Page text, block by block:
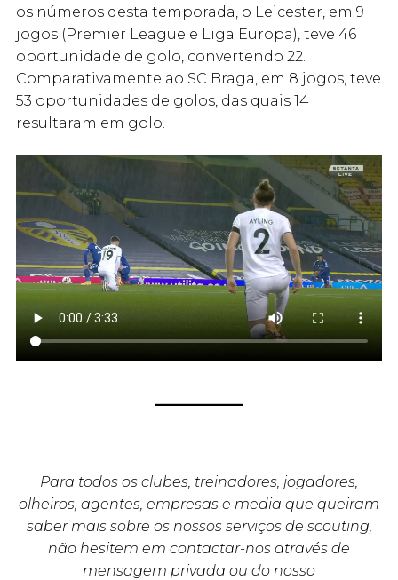
os números desta temporada, o Leicester, em 9
jogos (Premier League e Liga Europa), teve 46
oportunidade de golo, convertendo 22.
Comparativamente ao SC Braga, em 8 jogos, teve
53 oportunidades de golos, das quais 14
resultaram em golo.
Para todos os clubes, treinadores, jogadores,
olheiros, agentes, empresas e media que queiram
saber mais sobre os nossos serviços de scouting,
não hesitem em contactar-nos através de
mensagem privada ou do nosso